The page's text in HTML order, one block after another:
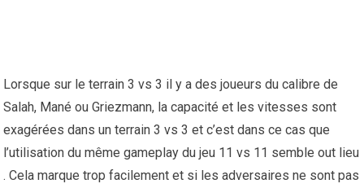
Lorsque sur le terrain 3 vs 3 il y a des joueurs du calibre de
Salah, Mané ou Griezmann, la capacité et les vitesses sont
exagérées dans un terrain 3 vs 3 et c’est dans ce cas que
l’utilisation du même gameplay du jeu 11 vs 11 semble out lieu
. Cela marque trop facilement et si les adversaires ne sont pas